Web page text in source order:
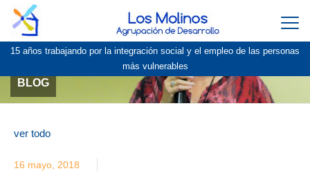
15 años trabajando por la integración social y el empleo de las personas
más vulnerables
BLOG
ver todo
16 mayo, 2018